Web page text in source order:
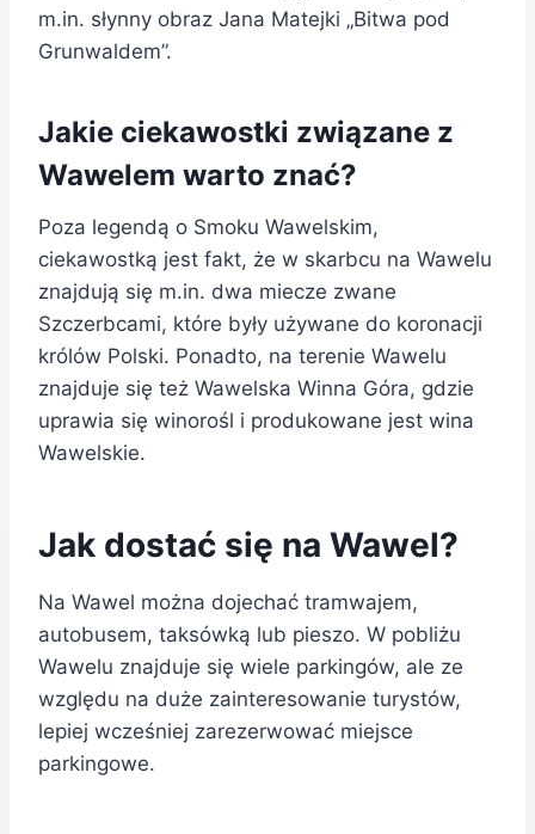
m.in. słynny obraz Jana Matejki „Bitwa pod
Grunwaldem”.
Jakie ciekawostki związane z
Wawelem warto znać?
Poza legendą o Smoku Wawelskim,
ciekawostką jest fakt, że w skarbcu na Wawelu
znajdują się m.in. dwa miecze zwane
Szczerbcami, które były używane do koronacji
królów Polski. Ponadto, na terenie Wawelu
znajduje się też Wawelska Winna Góra, gdzie
uprawia się winorośl i produkowane jest wina
Wawelskie.
Jak dostać się na Wawel?
Na Wawel można dojechać tramwajem,
autobusem, taksówką lub pieszo. W pobliżu
Wawelu znajduje się wiele parkingów, ale ze
względu na duże zainteresowanie turystów,
lepiej wcześniej zarezerwować miejsce
parkingowe.